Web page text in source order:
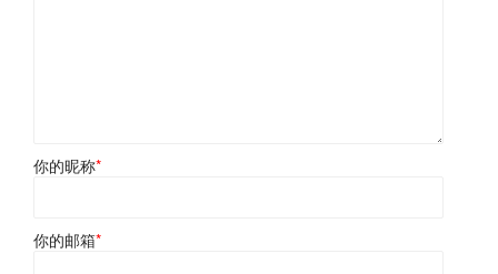
你的昵称*
你的邮箱*